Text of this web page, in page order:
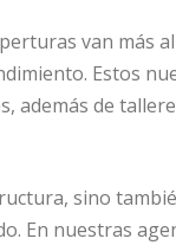
van más
Estos
además de
sino
En nuestras